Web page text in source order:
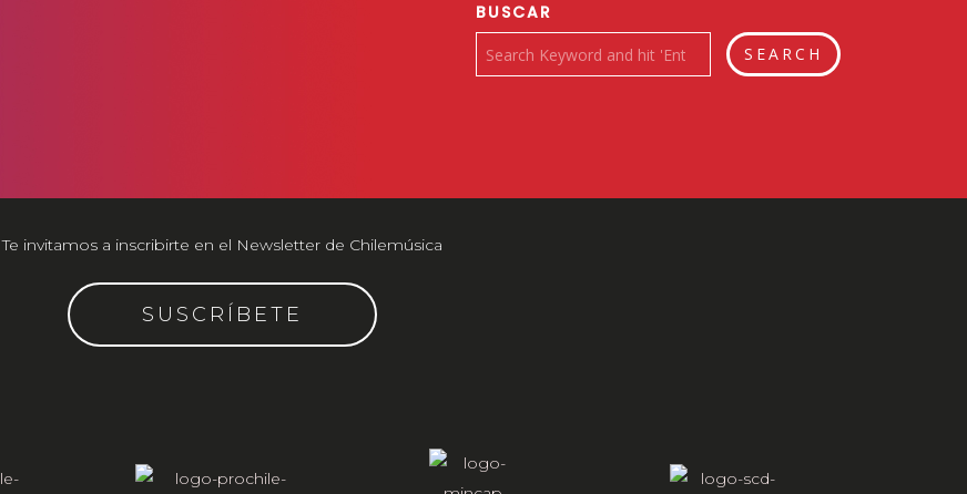
BUSCAR
Te invitamos a inscribirte en el Newsletter de Chilemúsica
SUSCRÍBETE